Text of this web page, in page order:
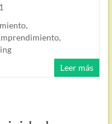
,
,
Leer más